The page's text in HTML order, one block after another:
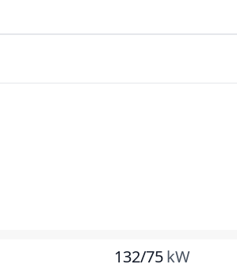
132/75kW